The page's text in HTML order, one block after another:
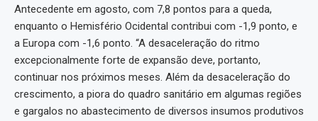
Antecedente em agosto, com 7,8 pontos para a queda,
enquanto o Hemisfério Ocidental contribui com -1,9 ponto, e
a Europa com -1,6 ponto. “A desaceleração do ritmo
excepcionalmente forte de expansão deve, portanto,
continuar nos próximos meses. Além da desaceleração do
crescimento, a piora do quadro sanitário em algumas regiões
e gargalos no abastecimento de diversos insumos produtivos